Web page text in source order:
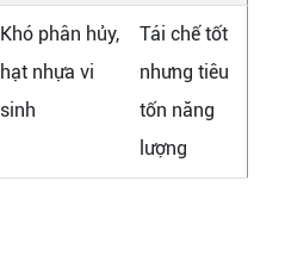
Khó phân hủy,
hạt nhựa vi
sinh
Tái chế tốt
nhưng tiêu
tốn năng
lượng